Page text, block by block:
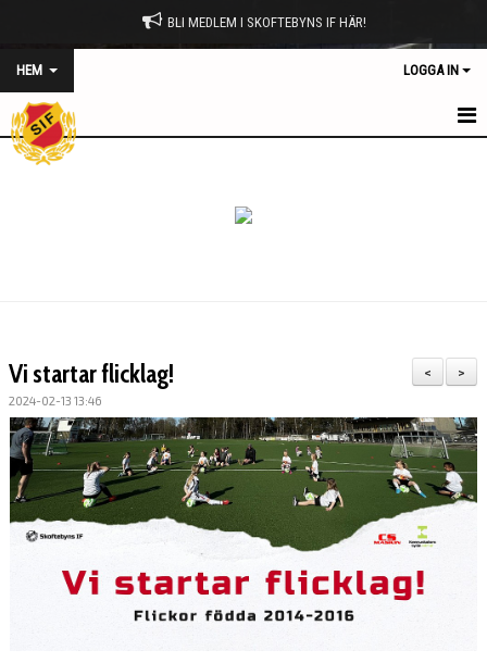
BLI MEDLEM I SKOFTEBYNS IF HÄR!
HEM LOGGA IN
HEM
KALENDER
BILDGALLERI
DOKUMENT
VÅRA LAG/TRÄNARE
MATCHER
>
<
Vi startar flicklag!
2024-02-13 13:46